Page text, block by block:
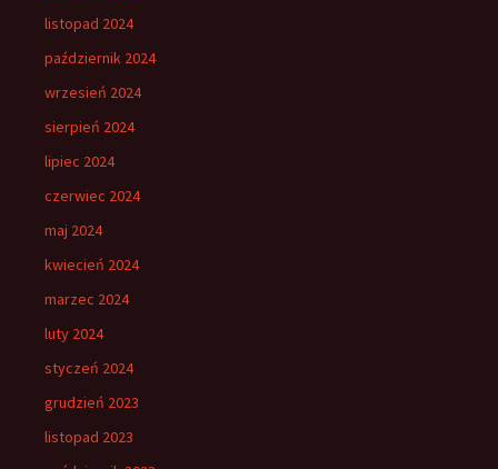
listopad 2024
październik 2024
wrzesień 2024
sierpień 2024
lipiec 2024
czerwiec 2024
maj 2024
kwiecień 2024
marzec 2024
luty 2024
styczeń 2024
grudzień 2023
listopad 2023